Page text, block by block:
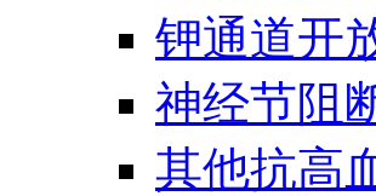
钾通道开
神经节阻
其他抗高